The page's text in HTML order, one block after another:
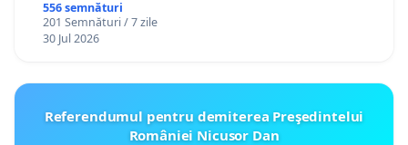
556 semnături
201 Semnături / 7 zile
30 Jul 2026
Referendumul pentru demiterea Preşedintelui
României Nicusor Dan